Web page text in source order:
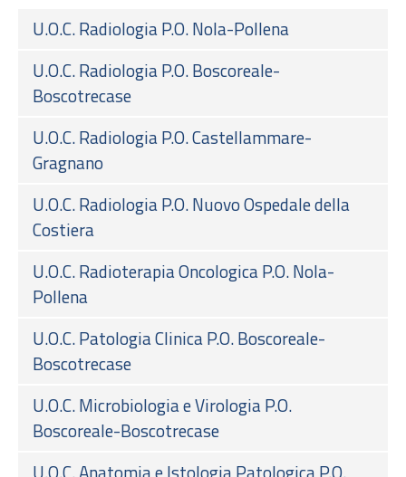
U.O.C. Radiologia P.O. Nola-Pollena
U.O.C. Radiologia P.O. Boscoreale-
Boscotrecase
U.O.C. Radiologia P.O. Castellammare-
Gragnano
U.O.C. Radiologia P.O. Nuovo Ospedale della
Costiera
U.O.C. Radioterapia Oncologica P.O. Nola-
Pollena
U.O.C. Patologia Clinica P.O. Boscoreale-
Boscotrecase
U.O.C. Microbiologia e Virologia P.O.
Boscoreale-Boscotrecase